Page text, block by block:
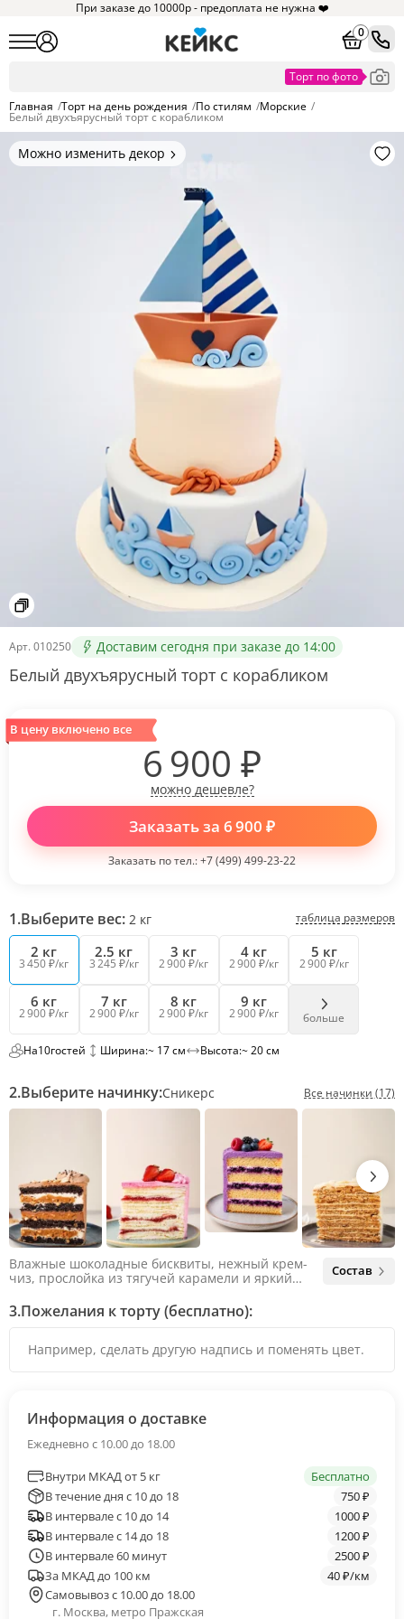
При заказе до 10000р - предоплата не нужна ❤️
0
Главная /Торт на день рождения /По стилям /Морские /
Белый двухъярусный торт с корабликом
Можно изменить декор
Цвет покрытия, надписи,
Арт. 010250 Доставим сегодня при заказе до 14:00
Белый двухъярусный торт с корабликом
1.Выберите вес: 2 кг таблица размеров
2 кг
3 450 ₽/кг
2.5 кг
3 245 ₽/кг
3 кг
2 900 ₽/кг
4 кг
2 900 ₽/кг
5 кг
2 900 ₽/кг
6 кг
2 900 ₽/кг
7 кг
2 900 ₽/кг
8 кг
2 900 ₽/кг
9 кг
2 900 ₽/кг больше
На10гостей Ширина:~ 17 см Высота:~ 20 см
2.Выберите начинку:Сникерс Все начинки (17)
Влажные шоколадные бисквиты, нежный крем-
чиз, прослойка из тягучей карамели и яркий
яркий вкус шоколада и тягучей карамели, не
оставляя ни единого шанса остаться
Состав
3.Пожелания к торту (бесплатно):
В цену включено все
6 900 ₽
можно дешевле?
Заказать за 6 900 ₽
Заказать по тел.:+7 (499) 499-23-22
Информация о доставке
Ежедневно с 10.00 до 18.00
Внутри МКАД от 5 кг
Бесплатно
В течение дня с 10 до 18
750 ₽
В интервале с 10 до 14
1000 ₽
В интервале с 14 до 18
1200 ₽
В интервале 60 минут
2500 ₽
За МКАД до 100 км
40 ₽/км
Самовывоз с 10.00 до 18.00
г. Москва, метро Пражская